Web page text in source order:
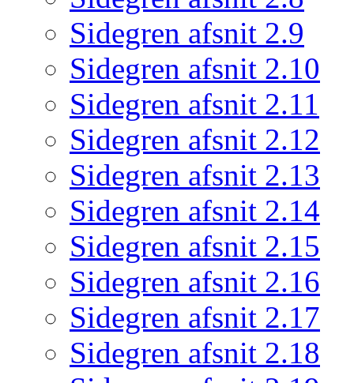
Sidegren afsnit 2.9
Sidegren afsnit 2.10
Sidegren afsnit 2.11
Sidegren afsnit 2.12
Sidegren afsnit 2.13
Sidegren afsnit 2.14
Sidegren afsnit 2.15
Sidegren afsnit 2.16
Sidegren afsnit 2.17
Sidegren afsnit 2.18